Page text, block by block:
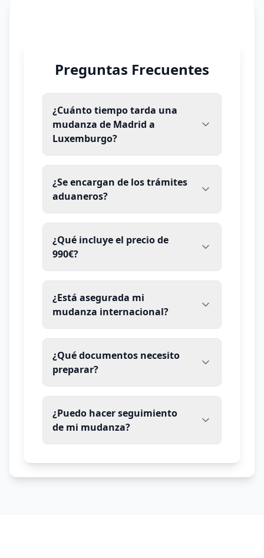
Preguntas Frecuentes
¿Cuánto tiempo tarda una
mudanza de Madrid a
Luxemburgo?
¿Se encargan de los trámites
aduaneros?
¿Qué incluye el precio de
990€?
¿Está asegurada mi
mudanza internacional?
¿Qué documentos necesito
preparar?
¿Puedo hacer seguimiento
de mi mudanza?